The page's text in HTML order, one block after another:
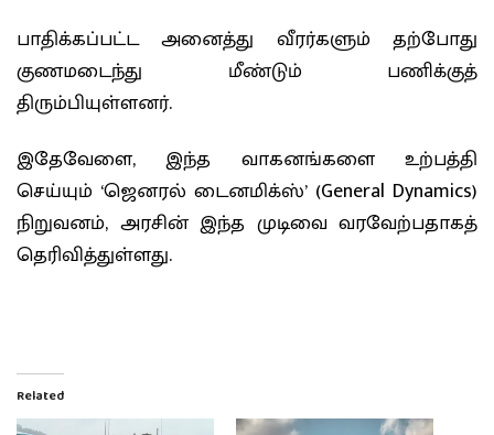
பாதிக்கப்பட்ட அனைத்து வீரர்களும் தற்போது
குணமடைந்து மீண்டும் பணிக்குத்
திரும்பியுள்ளனர்.
இதேவேளை, இந்த வாகனங்களை உற்பத்தி
செய்யும் ‘ஜெனரல் டைனமிக்ஸ்’ (General Dynamics)
நிறுவனம், அரசின் இந்த முடிவை வரவேற்பதாகத்
தெரிவித்துள்ளது.
Related